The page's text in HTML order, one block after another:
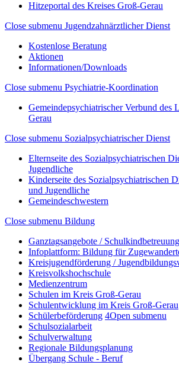
Hitzeportal des Kreises Groß-Gerau
Close submenu Jugendzahnärztlicher Dienst
Kostenlose Beratung
Aktionen
Informationen/Downloads
Close submenu Psychiatrie-Koordination
Gemeindepsychiatrischer Verbund des
Gerau
Close submenu Sozialpsychiatrischer Dienst
Elternseite des Sozialpsychiatrischen
Jugendliche
Kinderseite des Sozialpsychiatrischen
und Jugendliche
Gemeindeschwestern
Close submenu Bildung
Ganztagsangebote / Schulkindbetreuung
Infoplattform: Bildung für
Kreisjugendförderung /
Kreisvolkshochschule
Medienzentrum
Schulen im Kreis Groß-Gerau
Schulentwicklung im Kreis Groß-Gerau
Schülerbeförderung 4Open submenu
Schulsozialarbeit
Schulverwaltung
Regionale Bildungsplanung
Übergang Schule - Beruf